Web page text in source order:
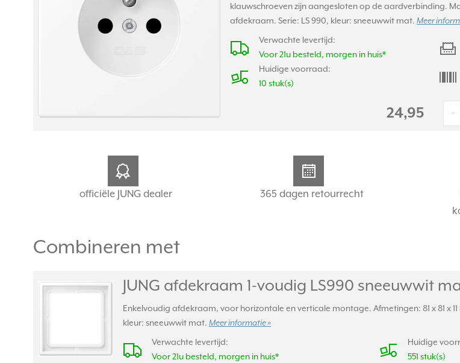
klauwschroeven zijn aangesloten op de aardverbinding.
afdekraam. Serie: LS 990, kleur: sneeuwwit mat.Meer
Verwachte levertijd:
Voor 21u besteld, morgen in huis*
Huidige voorraad:
10 stuk(s)
24,95 -
officiële JUNG dealer 365 dagen retourrecht
Combineren met
JUNG afdekraam 1-voudig LS990 sneeuwwit
Enkelvoudig afdekraam, voor horizontale en verticale montage. Afmetingen: 81 x 81 x
kleur: sneeuwwit mat. Meer informatie »
Verwachte levertijd:
Voor 21u besteld, morgen in huis*
Huidige
551 stuk(s)